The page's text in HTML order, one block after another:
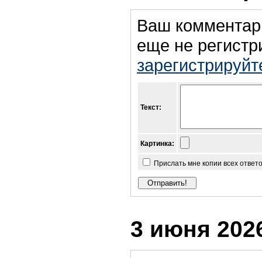
Ваш
еще не
Текст:
Картинка:
Прислать мне копии всех
3 июня